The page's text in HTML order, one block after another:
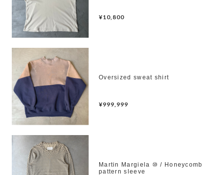
¥10,800
Oversized sweat shirt
¥999,999
Martin Margiela ⑩ / Honeycomb
pattern sleeve